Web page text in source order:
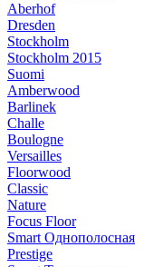
Aberhof
Dresden
Stockholm
Stockholm 2015
Suomi
Amberwood
Barlinek
Challe
Boulogne
Versailles
Floorwood
Classic
Nature
Focus Floor
Smart Однополосная
Prestige